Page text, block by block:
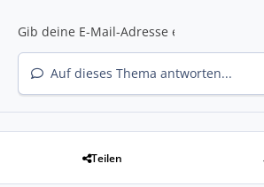
Auf dieses Thema antworten...
Teilen